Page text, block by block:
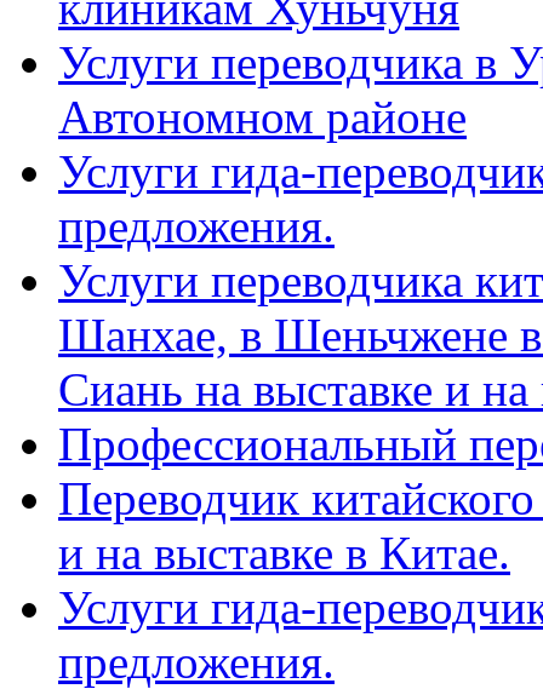
Услуги переводчика в
Автономном районе
Услуги гида-
предложения.
Услуги переводчика
Шанхае, в Шеньчжене
Сиань на выставке и
Профессиональный
Переводчик
и на выставке в Китае.
Услуги гида-
предложения.